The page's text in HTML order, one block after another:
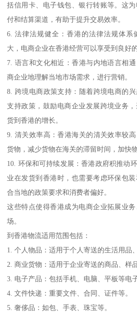
括信用卡、电子钱包、银行转账等。这
付和结算渠道，有助于提升交易效率。
6. 法律法规健全：香港的法律法规体系
大，电商企业在香港经营可以享受到良好
7. 语言和文化相近：香港与内地语言相
商企业地理解当地市场需求，进行营销。
8. 跨境电商政策支持：随着跨境电商的
支持政策，鼓励电商企业发展跨境业务
货到香港的增长。
9. 清关效率高：香港海关的清关效率较
货物，减少货物在海关的滞留时间，加快
10. 环保和可持续发展：香港政府积推动
业在发货到香港时，也需要考虑环保包
合当地的政策要求和消费者偏好。
这些特点使得香港成为电商企业拓展业
场。
到香港物流适用范围包括：
1. 个人物品：适用于个人寄送的生活用品
2. 商业货物：适用于企业寄送的商品、样
3. 电子产品：包括手机、电脑、平板等电
4. 文件快递：重要文件、合同、证件等。
5. 奢侈品：如包、手表、珠宝等。